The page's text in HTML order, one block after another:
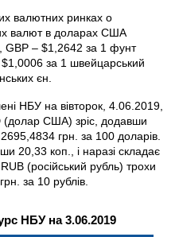
валютних ринках о
валют в доларах США
GBP – $1,2642 за 1 фунт
$1,0006 за 1 швейцарський
єн.
НБУ на вівторок, 4.06.2019,
(долар США) зріс, додавши
грн. за 100 доларів.
20,33 коп., і наразі складає
(російський рубль) трохи
за 10 рублів.
НБУ на 3.06.2019